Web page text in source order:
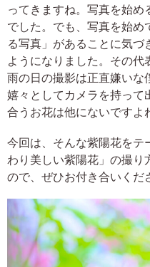
ってきますね。写真を始
でした。でも、写真を始
る写真」があることに気づ
ようになりました。その代
雨の日の撮影は正直嫌いな
嬉々としてカメラを持って
合うお花は他にないですよ
今回は、そんな紫陽花をテ
わり美しい紫陽花」の撮り
ので、ぜひお付き合いくだ